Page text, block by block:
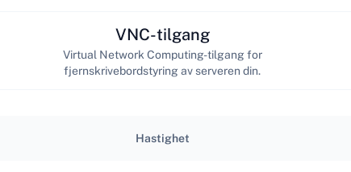
VNC-tilgang
Virtual Network Computing-tilgang for
fjernskrivebordstyring av serveren din.
Hastighet